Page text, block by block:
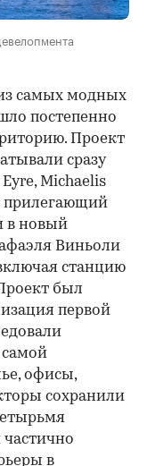
самых модных
постепенно
Проект
сразу
Michaelis
прилегающий
в новый
Виньоли
станцию
был
первой
самой
офисы,
сохранили
в